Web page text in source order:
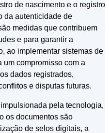
de nascimento e o registro
da autenticidade de
medidas que contribuem
e para garantir a
ao implementar sistemas de
um compromisso com a
dados registrados,
e disputas futuras.
pela tecnologia,
os documentos são
de selos digitais, a